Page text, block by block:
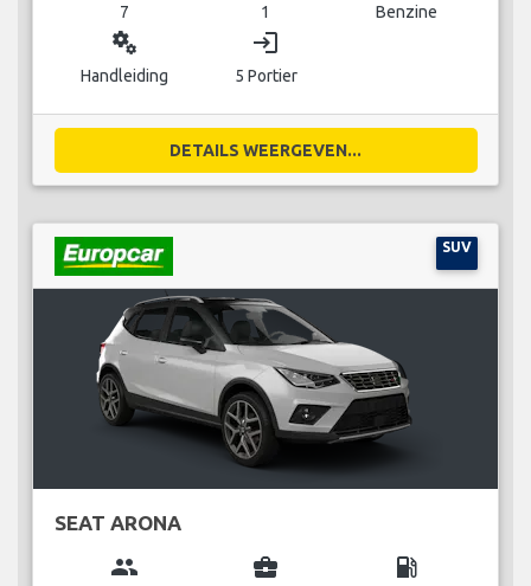
7 1 Benzine
miscellaneous_services
Handleiding
login
5 Portier
DETAILS WEERGEVEN...
SUV
SEAT ARONA
group business_center local_gas_station